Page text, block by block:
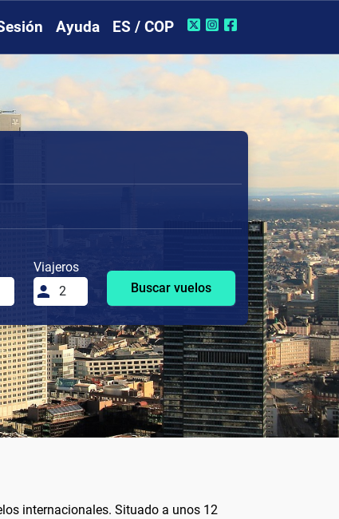
Ayuda ES / COP
Viajeros
Buscar vuelos
internacionales. Situado a unos 12